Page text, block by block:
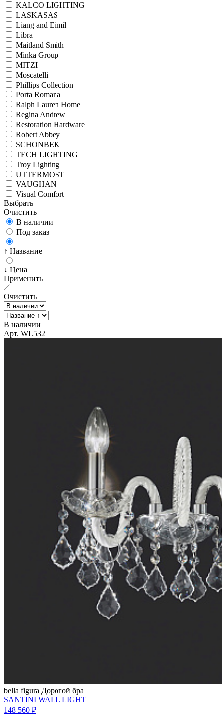
KALCO LIGHTING
LASKASAS
Liang and Eimil
Libra
Maitland Smith
Minka Group
MITZI
Moscatelli
Phillips Collection
Porta Romana
Ralph Lauren Home
Regina Andrew
Restoration Hardware
Robert Abbey
SCHONBEK
TECH LIGHTING
Troy Lighting
UTTERMOST
VAUGHAN
Visual Comfort
Выбрать
Очистить
В наличии
Под заказ
↑ Название
↓ Цена
Применить
Очистить
В наличии
Арт. WL532
bella figura Дорогой бра
SANTINI WALL LIGHT
148 560 ₽